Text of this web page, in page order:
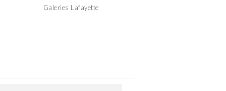
Galeries Lafayette